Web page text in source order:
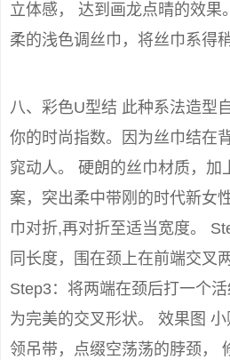
立体感， 达到画龙点晴的效果
柔的浅色调丝巾，将丝巾系得
八、彩色U型结 此种系法造型